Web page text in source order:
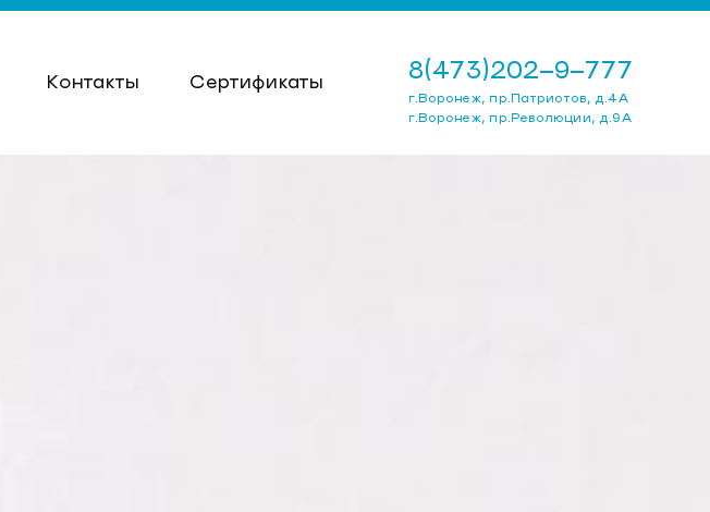
Контакты Сертификаты 8(473)202-9-777
г.Воронеж, пр.Патриотов, д.4А
г.Воронеж, пр.Революции, д.9А